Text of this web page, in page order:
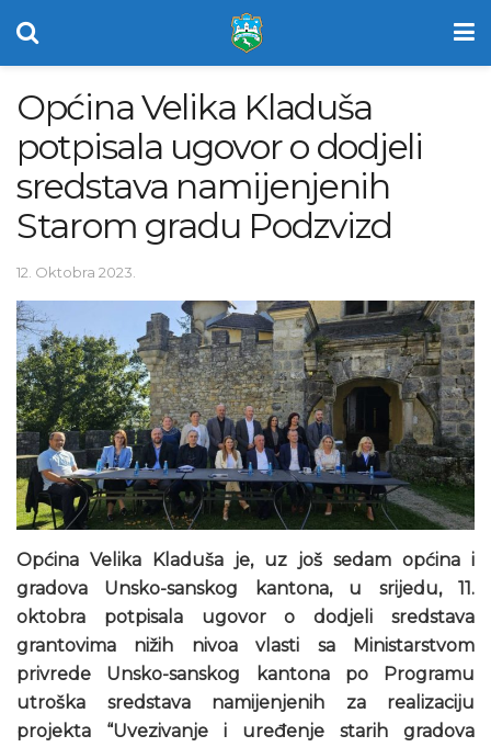
Općina Velika Kladuša
potpisala ugovor o dodjeli
sredstava namijenjenih
Starom gradu Podzvizd
12. Oktobra 2023.
Općina Velika Kladuša je, uz još sedam općina i
gradova Unsko-sanskog kantona, u srijedu, 11.
oktobra potpisala ugovor o dodjeli sredstava
grantovima nižih nivoa vlasti sa Ministarstvom
privrede Unsko-sanskog kantona po Programu
utroška sredstava namijenjenih za realizaciju
projekta “Uvezivanje i uređenje starih gradova